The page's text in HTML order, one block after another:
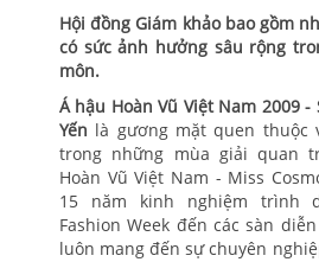
Hội đồng Giám khảo bao gồm
có sức ảnh hưởng sâu rộng
môn.
Á hậu Hoàn Vũ Việt Nam 2009 -
Yến là gương mặt quen thuộc
trong những mùa giải quan
Hoàn Vũ Việt Nam - Miss
15 năm kinh nghiệm trình
Fashion Week đến các sàn
luôn mang đến sự chuyên